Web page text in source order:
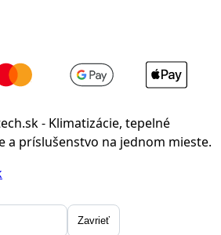
- Klimatizácie, tepelné
a príslušenstvo na jednom mieste.
Zavrieť
Zavrieť